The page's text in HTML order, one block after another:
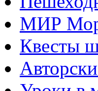
МИР
Квесты